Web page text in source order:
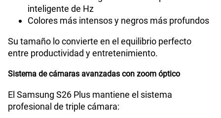
VoLTE
VoWiFi
a 120Hz.
Esto permite:
Mayor fluidez en navegación y videojuegos
Mejor experiencia en streaming y contenido
multimedia
Ahorro de batería gracias a la adaptación
inteligente de Hz
Colores más intensos y negros más profundos